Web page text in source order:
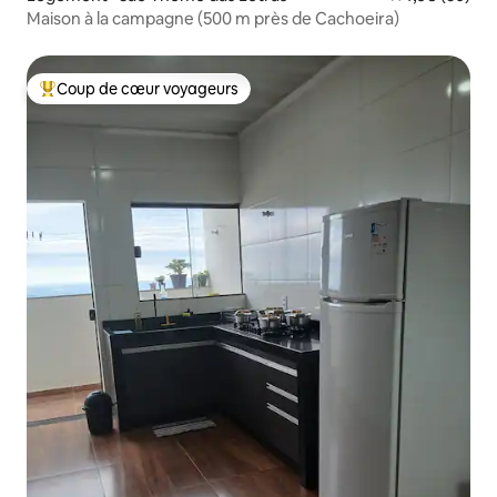
Maison à la campagne (500 m près de Cachoeira)
Coup de cœur voyageurs parmi les plus aimés
Coup de cœur voyageurs